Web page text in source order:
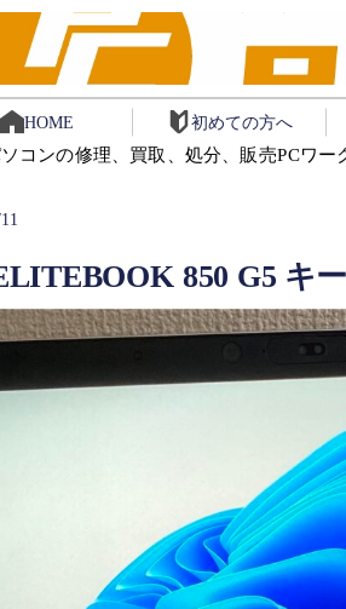
HOME 初めての方へ
コンの修理、買取、処分、販売PCワー
850 G5 キ